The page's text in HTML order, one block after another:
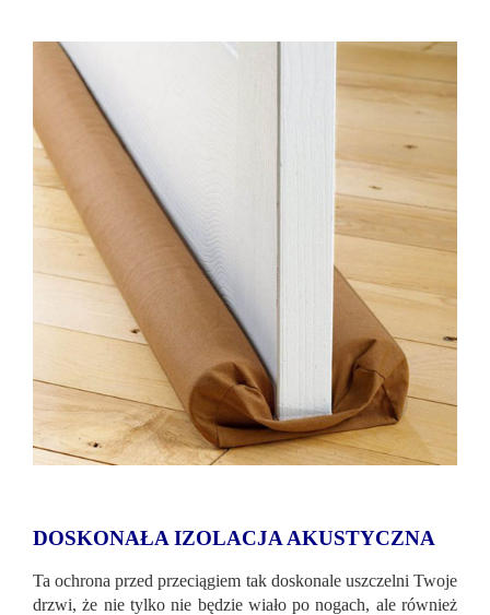
DOSKONAŁA IZOLACJA AKUSTYCZNA
Ta ochrona przed przeciągiem tak doskonale uszczelni Twoje
drzwi, że nie tylko nie będzie wiało po nogach, ale również